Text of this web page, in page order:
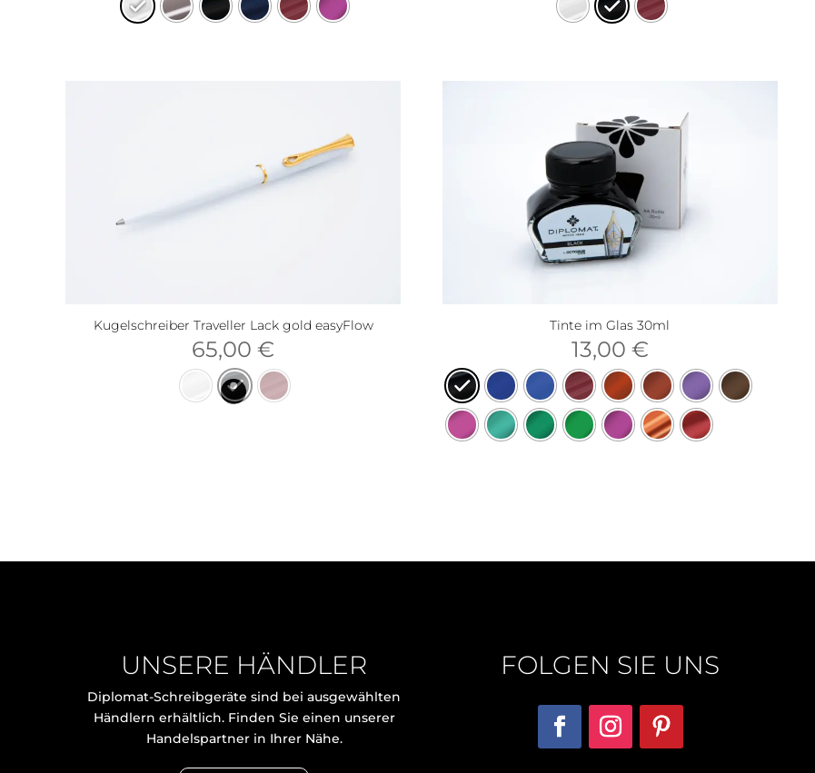
Kugelschreiber Traveller Lack gold easyFlow
65,00 €
Tinte im Glas 30ml
13,00 €
UNSERE HÄNDLER
Diplomat-Schreibgeräte sind bei ausgewählten
Händlern erhältlich. Finden Sie einen unserer
Handelspartner in Ihrer Nähe.
FOLGEN SIE UNS